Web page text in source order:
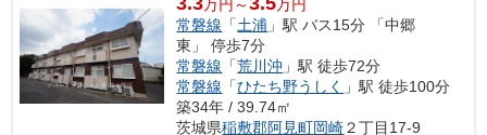
万円～
万円
常磐線 「土浦 」駅 バス15分 「中郷
東」 停歩7分
常磐線 「荒川沖 」駅 徒歩72分
常磐線 「ひたち野うしく
」駅 徒歩100分
築34年 / 39.74㎡
茨城県稲敷郡阿見町岡崎２丁目17-9